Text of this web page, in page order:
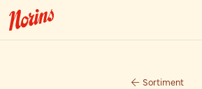
Sortiment